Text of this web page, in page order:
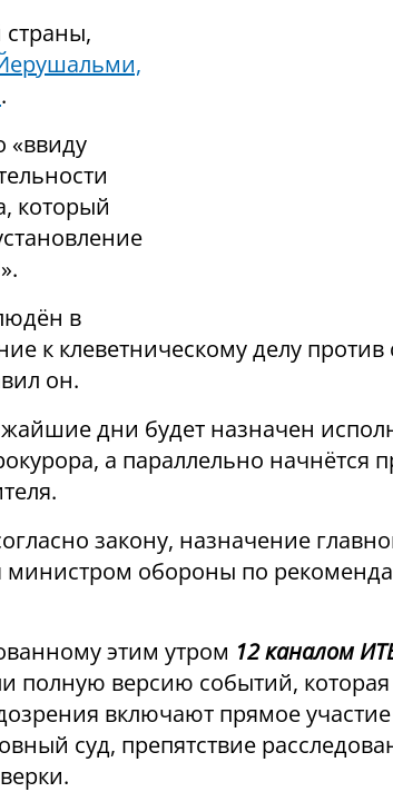
.
«ввиду
который
в
к клеветническому делу против
он.
дни будет назначен
а параллельно начнётся
закону, назначение
министром обороны по
этим утром 12 каналом
полную версию событий,
включают прямое участие
суд, препятствие